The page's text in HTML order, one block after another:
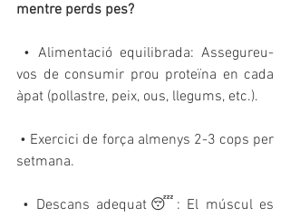
mentre perds pes?
vos de consumir prou proteïna en cada
àpat (pollastre, peix, ous, llegums, etc.).
setmana.